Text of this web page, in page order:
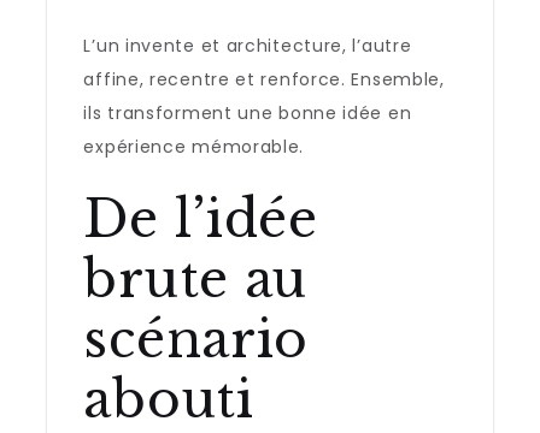
L’un invente et architecture, l’autre
affine, recentre et renforce. Ensemble,
ils transforment une bonne idée en
expérience mémorable.
De l’idée
brute au
scénario
abouti